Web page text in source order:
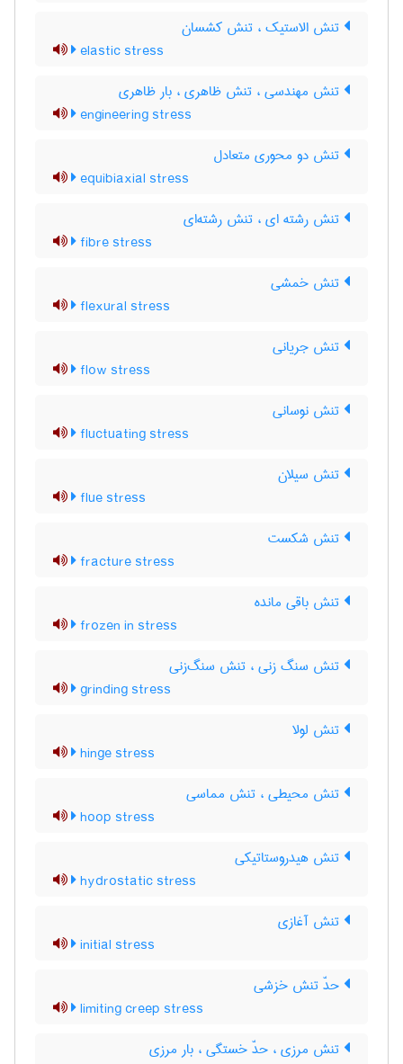
تنش الاستیک ، تنش کشسان
elastic stress
تنش مهندسی ، تنش ظاهری ، بار ظاهری
engineering stress
تنش دو محوری متعادل
equibiaxial stress
تنش رشته ای ، تنش رشته‌ای
fibre stress
تنش خمشی
flexural stress
تنش جریانی
flow stress
تنش نوسانی
fluctuating stress
تنش سیلان
flue stress
تنش شکست
fracture stress
تنش باقی مانده
frozen in stress
تنش سنگ زنی ، تنش سنگ‌زنی
grinding stress
تنش لولا
hinge stress
تنش محیطی ، تنش مماسی
hoop stress
تنش هیدروستاتیکی
hydrostatic stress
تنش آغازی
initial stress
حدّ تنش خزشی
limiting creep stress
تنش مرزی ، حدّ خستگی ، بار مرزی